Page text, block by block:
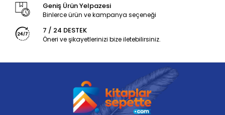
Geniş Ürün Yelpazesi
Binlerce ürün ve kampanya seçeneği
7 / 24 DESTEK
Öneri ve şikayetlerinizi bize iletebilirsiniz.